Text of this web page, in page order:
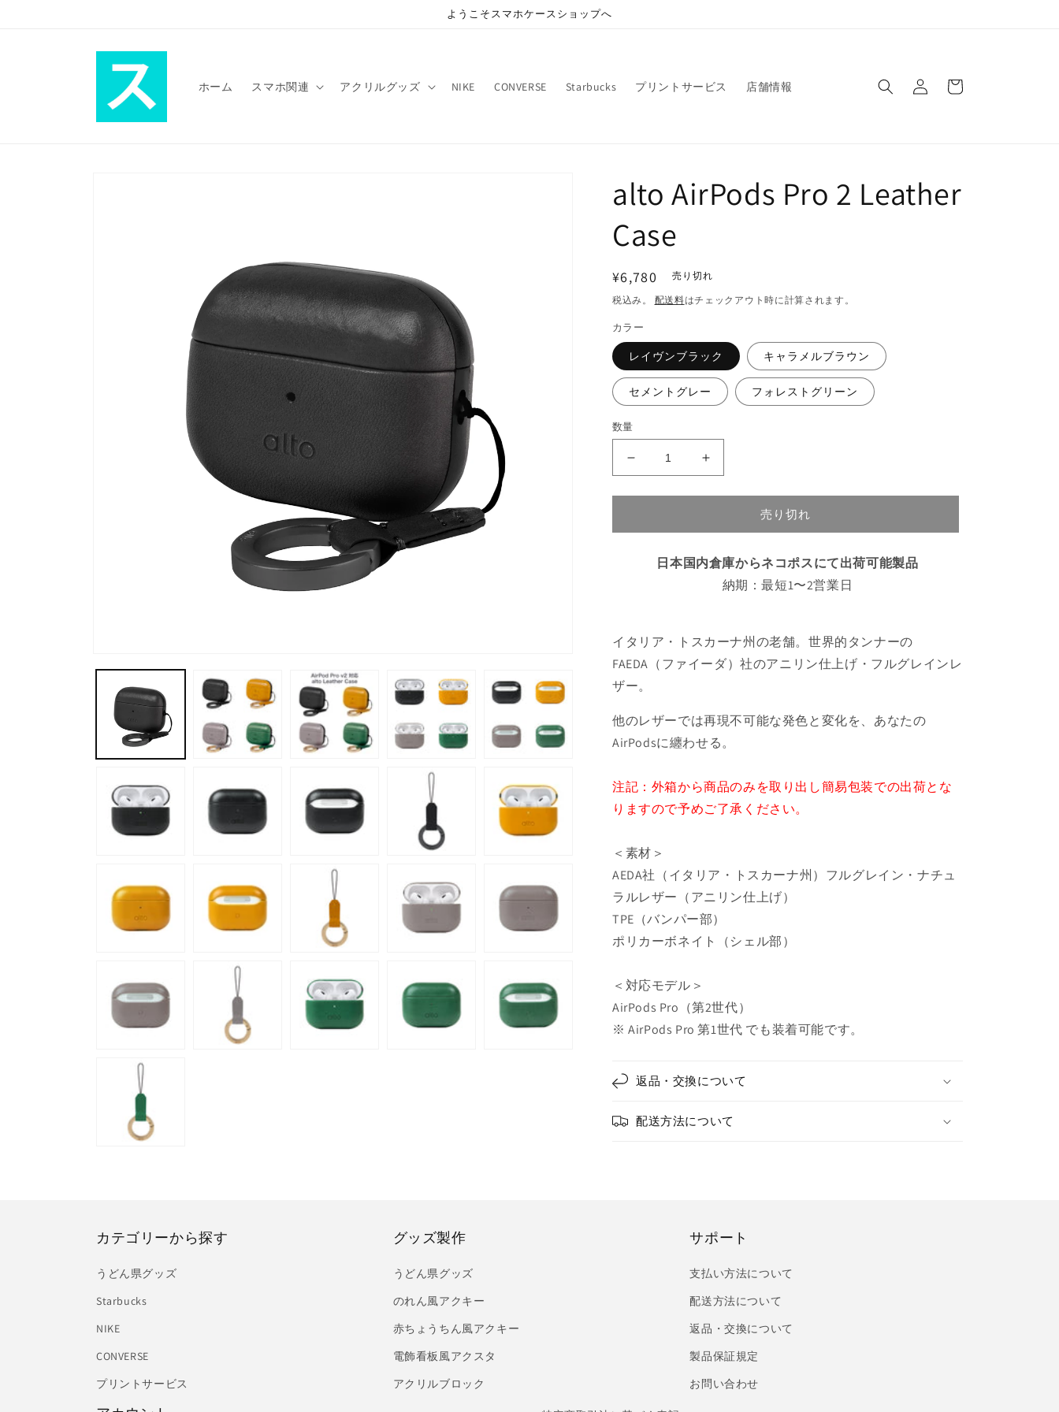
ようこそスマホケースショップへ
ホーム スマホ関連 アクリルグッズ NIKE CONVERSE Starbucks プリントサービス 店舗情報
イ
ー
ー
ィ
alto AirPods Pro 2 Leather
Case
通
常
価
格
¥6,780 売り切れ
税込み。 配送料はチェックアウト時に計算されます。
カラー
レイヴンブラック キャラメルブラウン
セメントグレー フォレストグリーン
数量
AirPods
Pro
Leather
減
ら
alto
AirPods
Pro
Leather
の
増
や
売り切れ
日本国内倉庫からネコポスにて出荷可能製品
納期：最短1〜2営業日
イタリア・トスカーナ州の老舗。世界的タンナーの
FAEDA（ファイーダ）社のアニリン仕上げ・フルグレインレ
ザー。
他のレザーでは再現不可能な発色と変化を、あなたの
AirPodsに纏わせる。
注記：外箱から商品のみを取り出し簡易包装での出荷とな
りますので予めご了承ください。
＜素材＞
AEDA社（イタリア・トスカーナ州）フルグレイン・ナチュ
ラルレザー（アニリン仕上げ）
TPE（バンパー部）
ポリカーボネイト（シェル部）
＜対応モデル＞
AirPods Pro（第2世代）
※AirPods Pro第1世代 でも装着可能です。
返品・交換について
配送方法について
カテゴリーから探す
うどん県グッズ
Starbucks
NIKE
CONVERSE
プリントサービス
グッズ製作
うどん県グッズ
のれん風アクキー
赤ちょうちん風アクキー
電飾看板風アクスタ
アクリルブロック
サポート
支払い方法について
配送方法について
返品・交換について
製品保証規定
お問い合わせ